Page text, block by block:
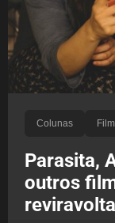
Colunas
Parasita,
outros